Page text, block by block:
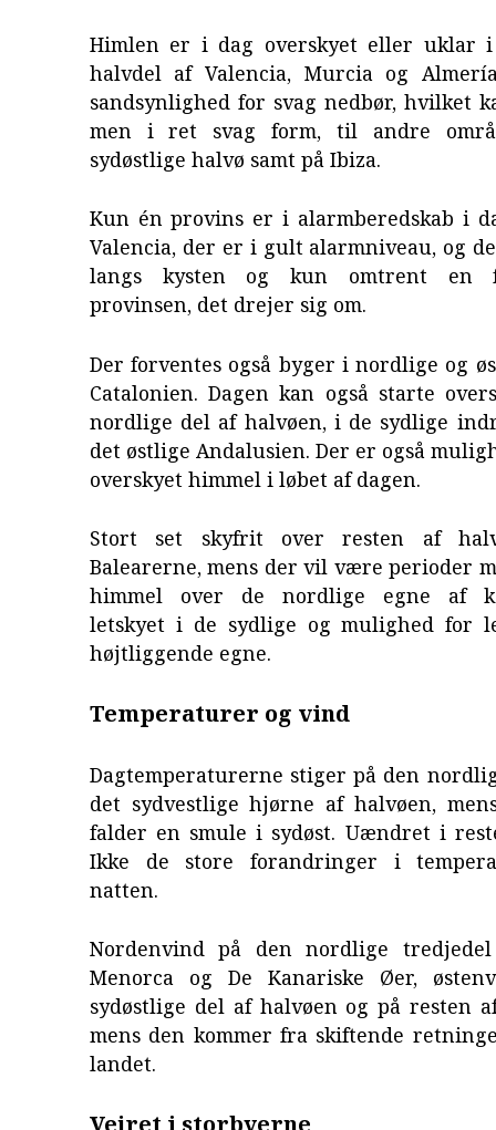
Himlen er i dag overskyet eller uklar
halvdel af Valencia, Murcia og
sandsynlighed for svag nedbør, hvilket
men i ret svag form, til andre
sydøstlige halvø samt på Ibiza.
Kun én provins er i alarmberedskab i
Valencia, der er i gult alarmniveau, og
langs kysten og kun omtrent en
provinsen, det drejer sig om.
Der forventes også byger i nordlige og
Catalonien. Dagen kan også starte
nordlige del af halvøen, i de sydlige
det østlige Andalusien. Der er også
overskyet himmel i løbet af dagen.
Stort set skyfrit over resten af
Balearerne, mens der vil være perioder
himmel over de nordlige egne af
letskyet i de sydlige og mulighed for
højtliggende egne.
Temperaturer og vind
Dagtemperaturerne stiger på den
det sydvestlige hjørne af halvøen,
falder en smule i sydøst. Uændret i
Ikke de store forandringer i
natten.
Nordenvind på den nordlige
Menorca og De Kanariske Øer,
sydøstlige del af halvøen og på resten
mens den kommer fra skiftende
landet.